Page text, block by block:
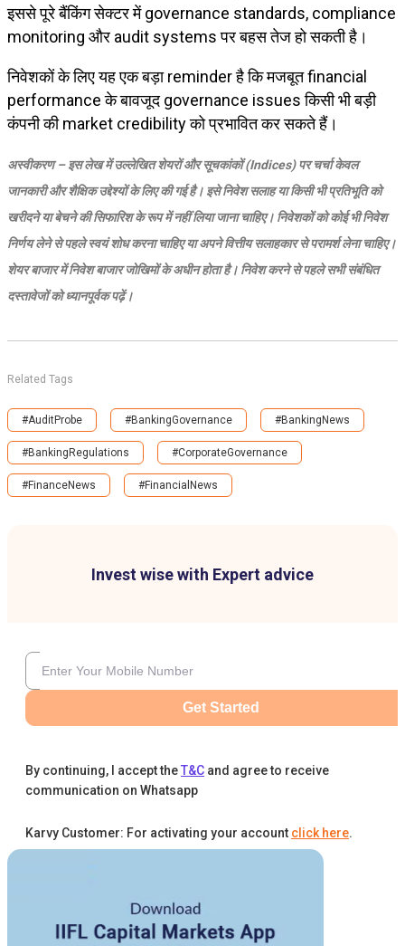
Invest wise with Expert advice
Get Started
By continuing, I accept theT&C and agree to receive
communication on Whatsapp
Karvy Customer: For activating your account click here.
इससे पूरे बैंकिंग सेक्टर में governance standards, compliance
monitoring और audit systems पर बहस तेज हो सकती है।
निवेशकों के लिए यह एक बड़ा reminder है कि मजबूत financial
performance के बावजूद governance issues किसी भी बड़ी
कंपनी की market credibility को प्रभावित कर सकते हैं।
अस्वीकरण – इस लेख में उल्लेखित शेयरों और सूचकांकों (Indices) पर चर्चा केवल
जानकारी और शैक्षिक उद्देश्यों के लिए की गई है। इसे निवेश सलाह या किसी भी प्रतिभूति को
खरीदने या बेचने की सिफारिश के रूप में नहीं लिया जाना चाहिए। निवेशकों को कोई भी निवेश
निर्णय लेने से पहले स्वयं शोध करना चाहिए या अपने वित्तीय सलाहकार से परामर्श लेना चाहिए।
शेयर बाजार में निवेश बाजार जोखिमों के अधीन होता है। निवेश करने से पहले सभी संबंधित
दस्तावेजों को ध्यानपूर्वक पढ़ें।
Related Tags
#AuditProbe #BankingGovernance #BankingNews
#BankingRegulations #CorporateGovernance
#FinanceNews #FinancialNews